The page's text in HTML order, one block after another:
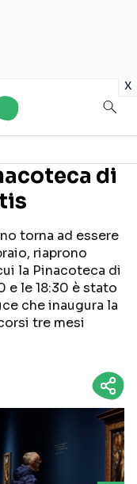
x
di
torna ad essere
riaprono
la Pinacoteca di
e le 18:30 è stato
che inaugura la
tre mesi